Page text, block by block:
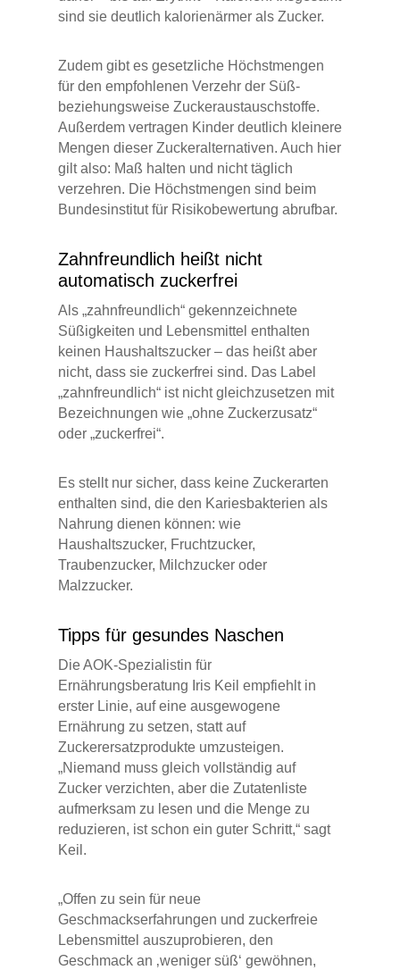
sind sie deutlich kalorienärmer als Zucker.
Zudem gibt es gesetzliche Höchstmengen
für den empfohlenen Verzehr der Süß-
beziehungsweise Zuckeraustauschstoffe.
Außerdem vertragen Kinder deutlich kleinere
Mengen dieser Zuckeralternativen. Auch hier
gilt also: Maß halten und nicht täglich
verzehren. Die Höchstmengen sind beim
Bundesinstitut für Risikobewertung abrufbar.
Zahnfreundlich heißt nicht
automatisch zuckerfrei
Als „zahnfreundlich“ gekennzeichnete
Süßigkeiten und Lebensmittel enthalten
keinen Haushaltszucker – das heißt aber
nicht, dass sie zuckerfrei sind. Das Label
„zahnfreundlich“ ist nicht gleichzusetzen mit
Bezeichnungen wie „ohne Zuckerzusatz“
oder „zuckerfrei“.
Es stellt nur sicher, dass keine Zuckerarten
enthalten sind, die den Kariesbakterien als
Nahrung dienen können: wie
Haushaltszucker, Fruchtzucker,
Traubenzucker, Milchzucker oder
Malzzucker.
Tipps für gesundes Naschen
Die AOK-Spezialistin für
Ernährungsberatung Iris Keil empfiehlt in
erster Linie, auf eine ausgewogene
Ernährung zu setzen, statt auf
Zuckerersatzprodukte umzusteigen.
„Niemand muss gleich vollständig auf
Zucker verzichten, aber die Zutatenliste
aufmerksam zu lesen und die Menge zu
reduzieren, ist schon ein guter Schritt,“ sagt
Keil.
„Offen zu sein für neue
Geschmackserfahrungen und zuckerfreie
Lebensmittel auszuprobieren, den
Geschmack an ‚weniger süß‘ gewöhnen,